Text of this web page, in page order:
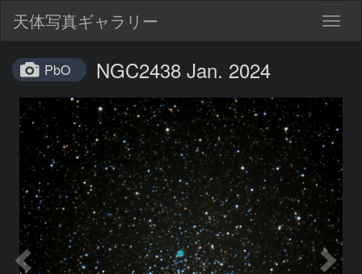
天体写真ギャラリー
PbO NGC2438 Jan. 2024